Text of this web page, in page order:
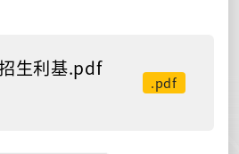
生利基.pdf
.pdf